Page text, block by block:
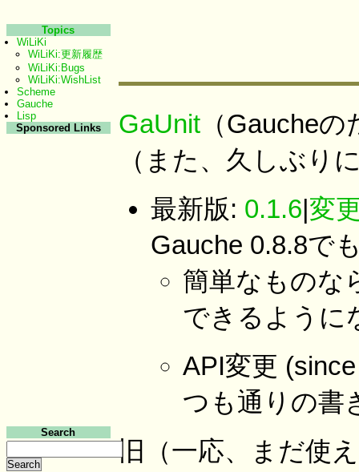
GaUnit （Gauche
（また、久しぶり
最新版: 0.1.6|変
Gauche 0.8.8で
簡単なものな
できるように
API変更
つも通りの書
旧（一応、まだ使
Topics
WiLiKi
WiLiKi:更新履歴
WiLiKi:Bugs
WiLiKi:WishList
Scheme
Gauche
Lisp
Sponsored Links
Search